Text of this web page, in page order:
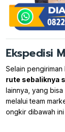
Ekspedisi
Selain pengiriman
rute sebaliknya
lainnya, yang
melalui team
ongkir dibawah ini